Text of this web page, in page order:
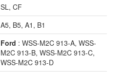
SL, CF
A5, B5, A1, B1
Ford : WSS-M2C 913-A, WSS-
M2C 913-B, WSS-M2C 913-C,
WSS-M2C 913-D